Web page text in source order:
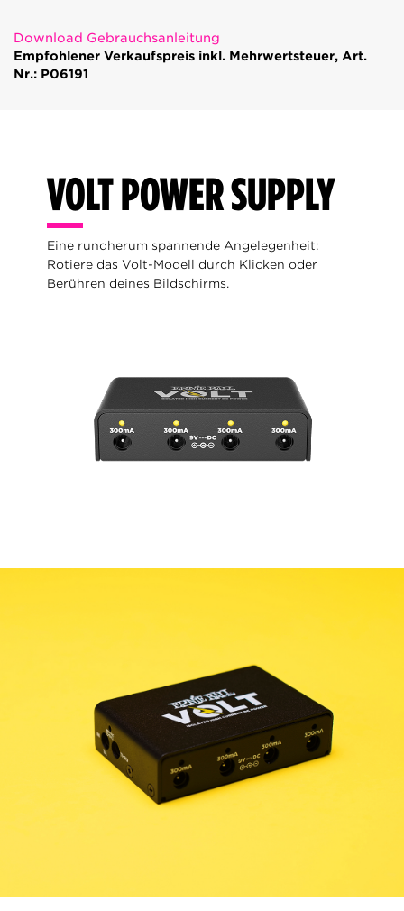
Download Gebrauchsanleitung
Empfohlener Verkaufspreis inkl. Mehrwertsteuer, Art.
Nr.: P06191
VOLT POWER SUPPLY
Eine rundherum spannende Angelegenheit:
Rotiere das Volt-Modell durch Klicken oder
Berühren deines Bildschirms.